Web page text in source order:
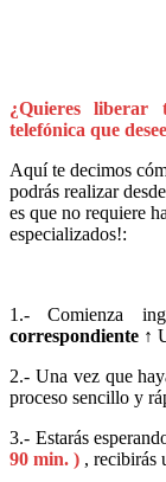
¿Quieres
telefónica que
Aquí te decimos
podrás realizar
es que no requiere
especializados!:
1.- Comienza
correspondiente ↑
2.- Una vez que
proceso sencillo y
3.- Estarás
90 min. ) , recibirás